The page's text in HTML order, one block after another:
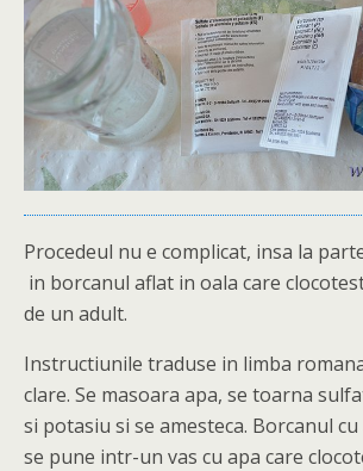
Procedeul nu e complicat, insa la
in borcanul aflat in oala care
de un adult.
Instructiunile traduse in limba
clare. Se masoara apa, se toarna
si potasiu si se amesteca. Borcanul
se pune intr-un vas cu apa care